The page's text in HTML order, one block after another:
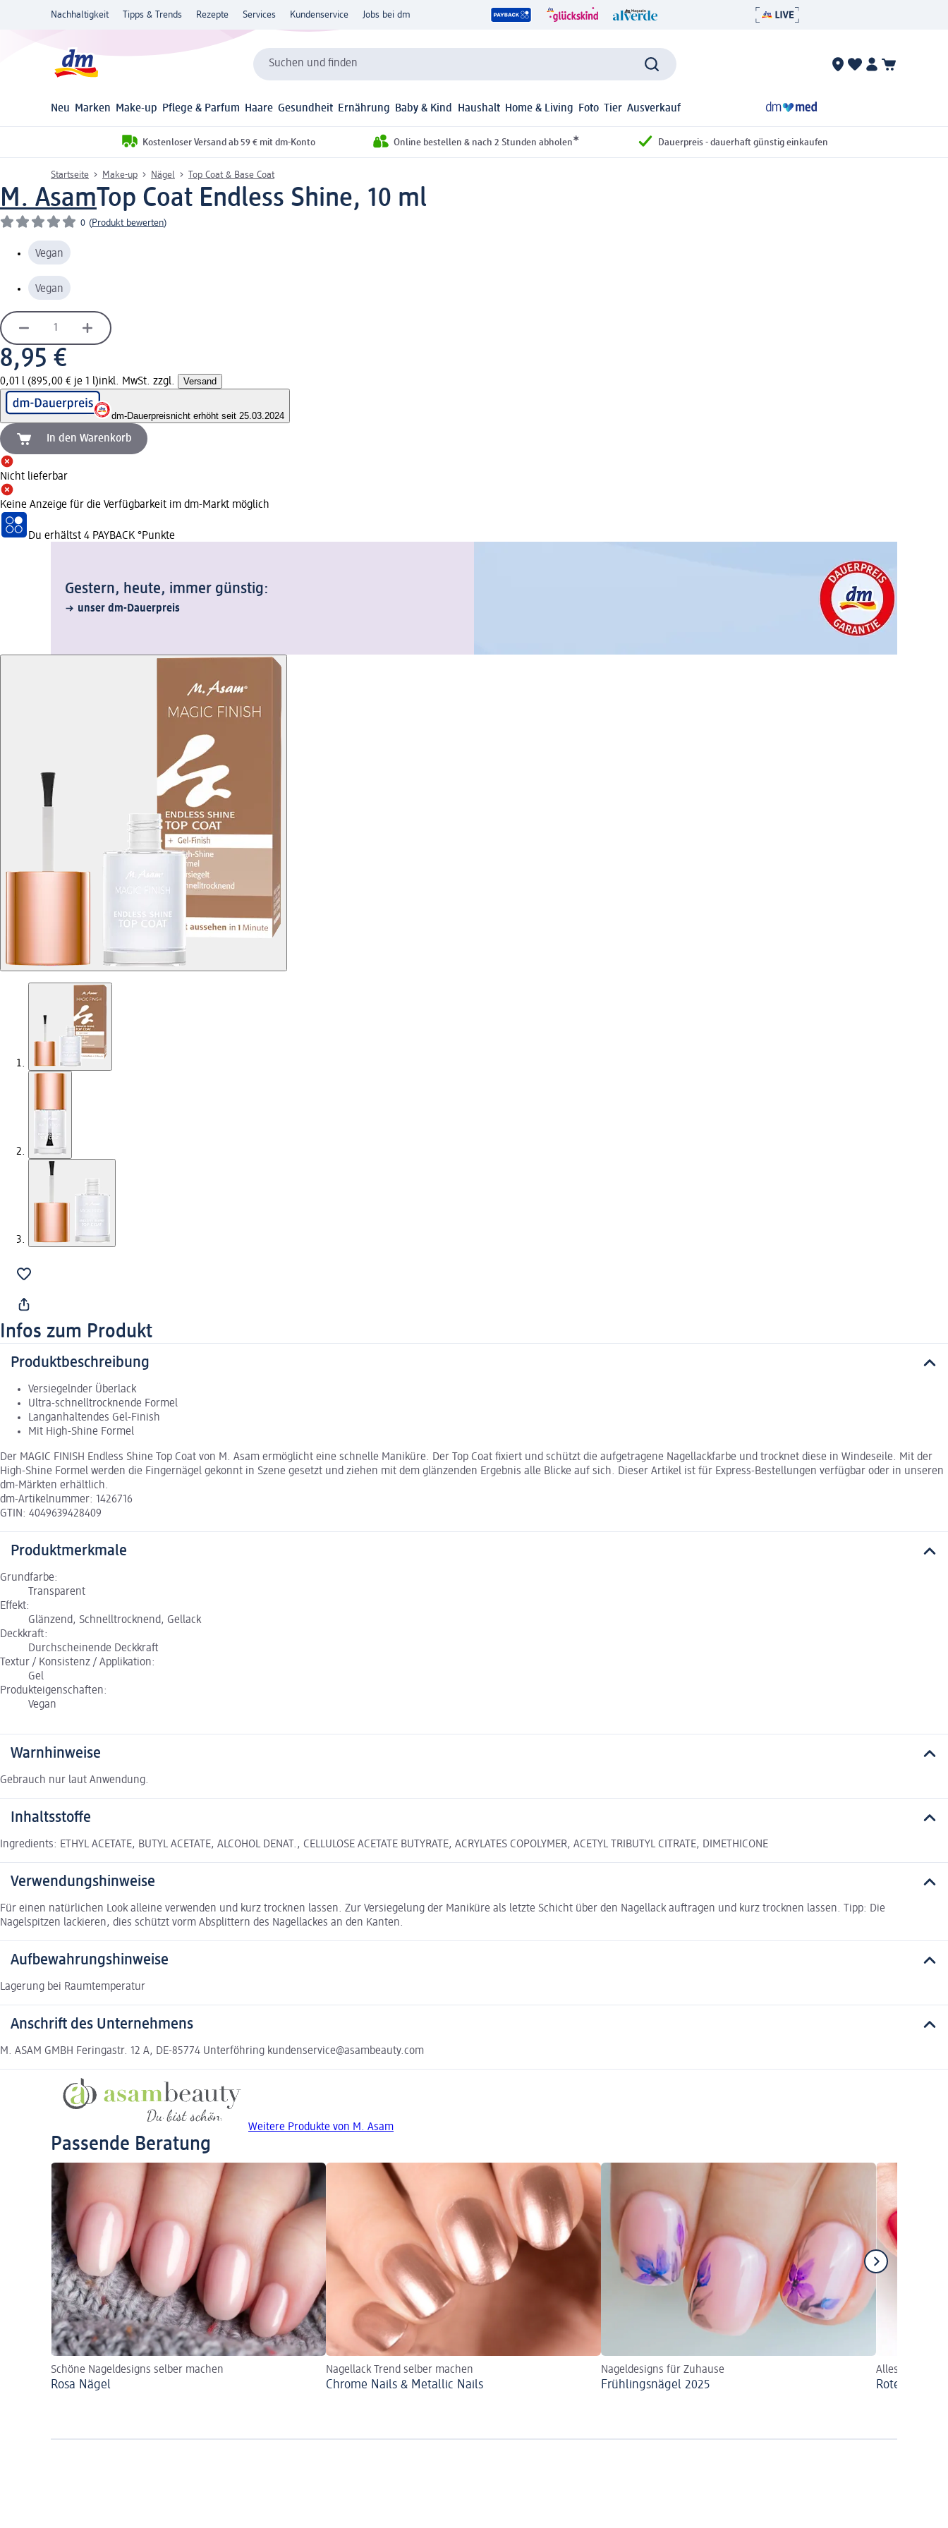
Nachhaltigkeit Tipps & Trends Rezepte Services Kundenservice Jobs bei dm
Suchen und finden
Neu Marken Make-up Pflege & Parfum Haare Gesundheit Ernährung Baby & Kind Haushalt Home & Living Foto Tier Ausverkauf
Kostenloser Versand ab 59 € mit dm-Konto Online bestellen & nach 2 Stunden abholen* Dauerpreis - dauerhaft günstig einkaufen
Startseite Make-up Nägel Top Coat & Base Coat
M. AsamTop Coat Endless Shine, 10 ml
0 (Produkt bewerten)
Vegan
Vegan
8,95 €
0,01 l (895,00 € je 1 l)inkl. MwSt. zzgl. Versand
dm-Dauerpreisnicht erhöht seit 25.03.2024
In den Warenkorb
Nicht lieferbar
Keine Anzeige für die Verfügbarkeit im dm-Markt möglich
Du erhältst 4 PAYBACK °Punkte
Gestern, heute, immer günstig:
unser dm-Dauerpreis
Infos zum Produkt
Produktbeschreibung
Versiegelnder Überlack
Ultra-schnelltrocknende Formel
Langanhaltendes Gel-Finish
Mit High-Shine Formel
Der MAGIC FINISH Endless Shine Top Coat von M. Asam ermöglicht eine schnelle Maniküre. Der Top Coat fixiert und schützt die aufgetragene Nagellackfarbe und trocknet diese in Windeseile. Mit der
High-Shine Formel werden die Fingernägel gekonnt in Szene gesetzt und ziehen mit dem glänzenden Ergebnis alle Blicke auf sich. Dieser Artikel ist für Express-Bestellungen verfügbar oder in unseren
dm-Märkten erhältlich.
dm-Artikelnummer: 1426716
GTIN: 4049639428409
Produktmerkmale
Grundfarbe:
Transparent
Effekt:
Glänzend, Schnelltrocknend, Gellack
Deckkraft:
Durchscheinende Deckkraft
Textur / Konsistenz / Applikation:
Gel
Produkteigenschaften:
Vegan
Warnhinweise
Gebrauch nur laut Anwendung.
Inhaltsstoffe
Ingredients: ETHYL ACETATE, BUTYL ACETATE, ALCOHOL DENAT., CELLULOSE ACETATE BUTYRATE, ACRYLATES COPOLYMER, ACETYL TRIBUTYL CITRATE, DIMETHICONE
Verwendungshinweise
Für einen natürlichen Look alleine verwenden und kurz trocknen lassen. Zur Versiegelung der Maniküre als letzte Schicht über den Nagellack auftragen und kurz trocknen lassen. Tipp: Die
Nagelspitzen lackieren, dies schützt vorm Absplittern des Nagellackes an den Kanten.
Aufbewahrungshinweise
Lagerung bei Raumtemperatur
Anschrift des Unternehmens
M. ASAM GMBH Feringastr. 12 A, DE-85774 Unterföhring kundenservice@asambeauty.com
Weitere Produkte von M. Asam
Passende Beratung
Schöne Nageldesigns selber machen
Rosa Nägel
Nagellack Trend selber machen
Chrome Nails & Metallic Nails
Nageldesigns für Zuhause
Frühlingsnägel 2025
Alles zum
Rote Nägel